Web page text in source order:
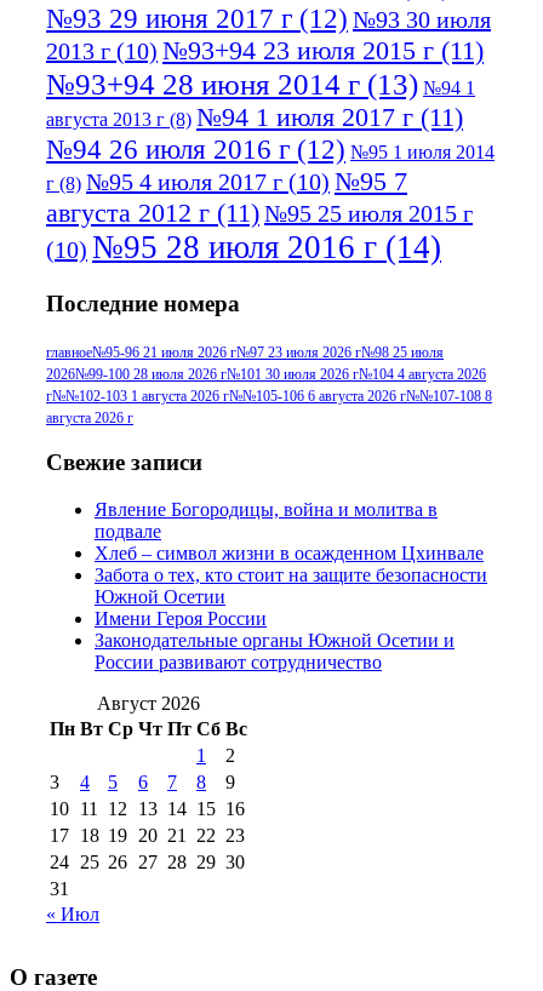
№93 29 июня 2017 г (12) №93 30 июля
2013 г (10) №93+94 23 июля 2015 г (11)
№93+94 28 июня 2014 г (13) №94 1
августа 2013 г (8) №94 1 июля 2017 г (11)
№94 26 июля 2016 г (12) №95 1 июля 2014
г (8) №95 4 июля 2017 г (10) №95 7
августа 2012 г (11)№95 25 июля 2015 г
(10) №95 28 июля 2016 г (14)
июля 2017 г(11)№96 9 августа 2012
г(13) №96 28 июля 2015 г(9) №96+97 3
июля 2014 г(10)№96+97 30 июля
2016 г(13)
июля 2017 г
2012 г
(15)
№97 30 июля 2015 г
(15)№98 1 августа 2015 г
августа 2016 г(10)№98 5 июля 2014 г(10)
№98 8 августа 2013 г
августа 2012 г(14) №98+99 11 июля
2017 г(9)
№99 4 августа
2016 г(12) №99 8 июля 2014 г
августа 2012 г(11)
августа 2013 г
(12)
Последние номера
главное№95-96 21 июля 2026 г№97 23 июля 2026 г№98 25 июля
2026№99-100 28 июля 2026 г№101 30 июля 2026 г№104 4 августа 2026
г№№102-103 1 августа 2026 г№№105-106 6 августа 2026 г№№107-108 8
августа 2026 г
Свежие записи
Явление Богородицы, война и молитва в
подвале
Хлеб – символ жизни в осажденном Цхинвале
Забота о тех, кто стоит на защите безопасности
Южной Осетии
Имени Героя России
Законодательные органы Южной Осетии и
России развивают сотрудничество
Август 2026
Пн Вт Ср Чт Пт Сб Вс
1
2
3
4 5 6 7 8
9
10 11 12 13 14 15 16
17 18 19 20 21 22 23
24 25 26 27 28 29 30
31
« Июл
О газете